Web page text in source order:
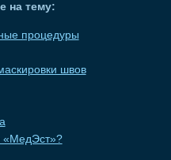
на тему:
процедуры
швов
«МедЭст»?